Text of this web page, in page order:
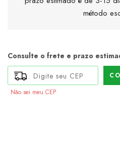
método
Consulte o frete e prazo
Não sei meu CEP